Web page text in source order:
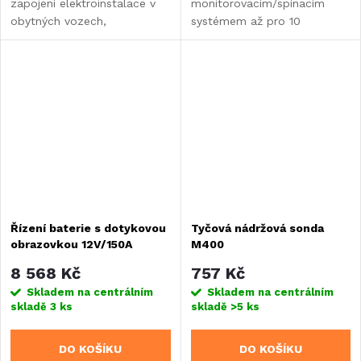
zapojení elektroinstalace v
obytných vozech,
karavanech, dodávkách a
monitorovacím/spínacím
systémem až pro 10
jednotek. Vhodné pro
Řízení baterie s dotykovou
obrazovkou 12V/150A
8 568 Kč
Skladem na centrálním
skladě 3 ks
DO KOŠÍKU
Tyčová nádržová sonda
M400
757 Kč
Skladem na centrálním
skladě >5 ks
DO KOŠÍKU